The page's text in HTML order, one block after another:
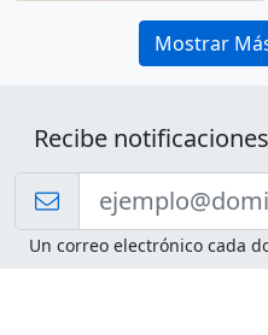
Mostrar
Recibe
Un correo electrónico cada